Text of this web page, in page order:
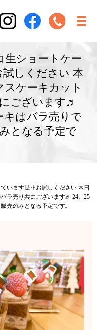
生ショートケー
しください 本
スケーキカット
ございます♬
キはバラ売りで
となる予定で
います是非お試しください 本日
ラ売り共にございます♬ 24、25
売のみとなる予定です。